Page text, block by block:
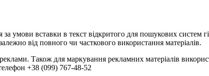
умови вставки в текст відкритого для пошукових систем
від повного чи часткового використання матеріалів.
Також для маркування рекламних матеріалів
+38 (099) 767-48-52